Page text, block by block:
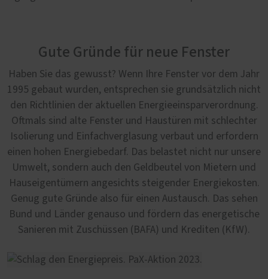
Gute Gründe für neue Fenster
Haben Sie das gewusst? Wenn Ihre Fenster vor dem Jahr
1995 gebaut wurden, entsprechen sie grundsätzlich nicht
den Richtlinien der aktuellen Energieeinsparverordnung.
Oftmals sind alte Fenster und Haustüren mit schlechter
Isolierung und Einfachverglasung verbaut und erfordern
einen hohen Energiebedarf. Das belastet nicht nur unsere
Umwelt, sondern auch den Geldbeutel von Mietern und
Hauseigentümern angesichts steigender Energiekosten.
Genug gute Gründe also für einen Austausch. Das sehen
Bund und Länder genauso und fördern das energetische
Sanieren mit Zuschüssen (BAFA) und Krediten (KfW).